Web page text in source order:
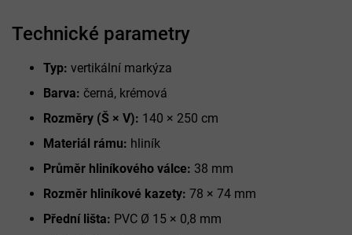
Technické parametry
Typ: vertikální markýza
Barva: černá, krémová
Rozměry (Š × V): 140 × 250 cm
Materiál rámu: hliník
Průměr hliníkového válce: 38 mm
Rozměr hliníkové kazety: 78 × 74 mm
Přední lišta: PVC Ø 15 × 0,8 mm